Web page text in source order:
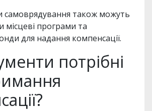
самоврядування також можуть
місцеві програми та
для надання компенсації.
потрібні